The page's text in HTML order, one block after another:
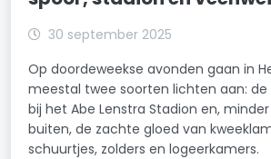
30 september 2025
Op doordeweekse avonden gaan in
meestal twee soorten lichten aan:
bij het Abe Lenstra Stadion en,
buiten, de zachte gloed van
schuurtjes, zolders en logeerkamers.